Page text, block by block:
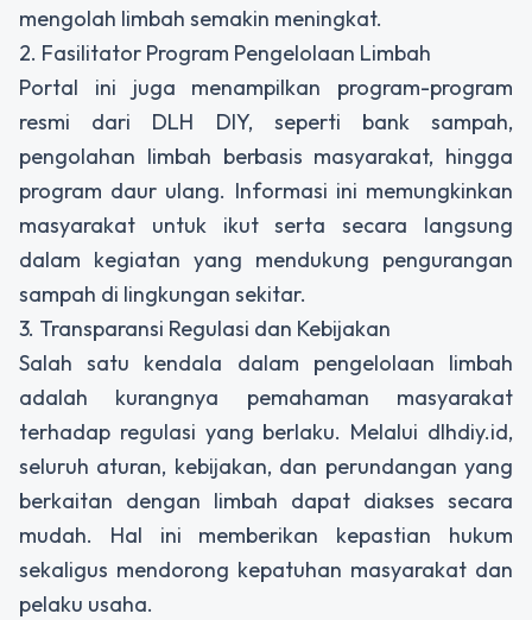
mengolah limbah semakin meningkat.
2. Fasilitator Program Pengelolaan Limbah
Portal ini juga menampilkan program-program
resmi dari DLH DIY, seperti bank sampah,
pengolahan limbah berbasis masyarakat, hingga
program daur ulang. Informasi ini memungkinkan
masyarakat untuk ikut serta secara langsung
dalam kegiatan yang mendukung pengurangan
sampah di lingkungan sekitar.
3. Transparansi Regulasi dan Kebijakan
Salah satu kendala dalam pengelolaan limbah
adalah kurangnya pemahaman masyarakat
terhadap regulasi yang berlaku. Melalui dlhdiy.id,
seluruh aturan, kebijakan, dan perundangan yang
berkaitan dengan limbah dapat diakses secara
mudah. Hal ini memberikan kepastian hukum
sekaligus mendorong kepatuhan masyarakat dan
pelaku usaha.